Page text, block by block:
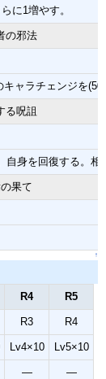
に1増やす。
の邪法
ャラチェンジを
る呪詛
身を回復する。相
果て
↑
R4 R5
R3 R4
Lv4×10 Lv5×10
― ―